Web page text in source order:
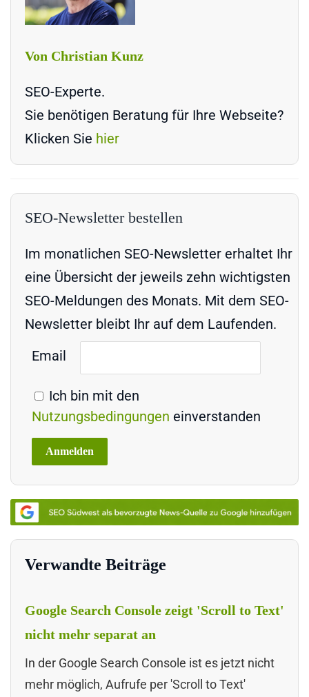
Von Christian Kunz
SEO-Experte.
Sie benötigen Beratung für Ihre Webseite?
Klicken Sie hier
SEO-Newsletter bestellen
Im monatlichen SEO-Newsletter erhaltet Ihr
eine Übersicht der jeweils zehn wichtigsten
SEO-Meldungen des Monats. Mit dem SEO-
Newsletter bleibt Ihr auf dem Laufenden.
Email
Ich bin mit den
Nutzungsbedingungen einverstanden
Verwandte Beiträge
Google Search Console zeigt 'Scroll to Text'
nicht mehr separat an
In der Google Search Console ist es jetzt nicht
mehr möglich, Aufrufe per 'Scroll to Text'